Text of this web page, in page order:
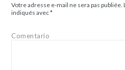
Votre adresse e-mail ne sera pas publiée.
indiqués avec*
Comentario